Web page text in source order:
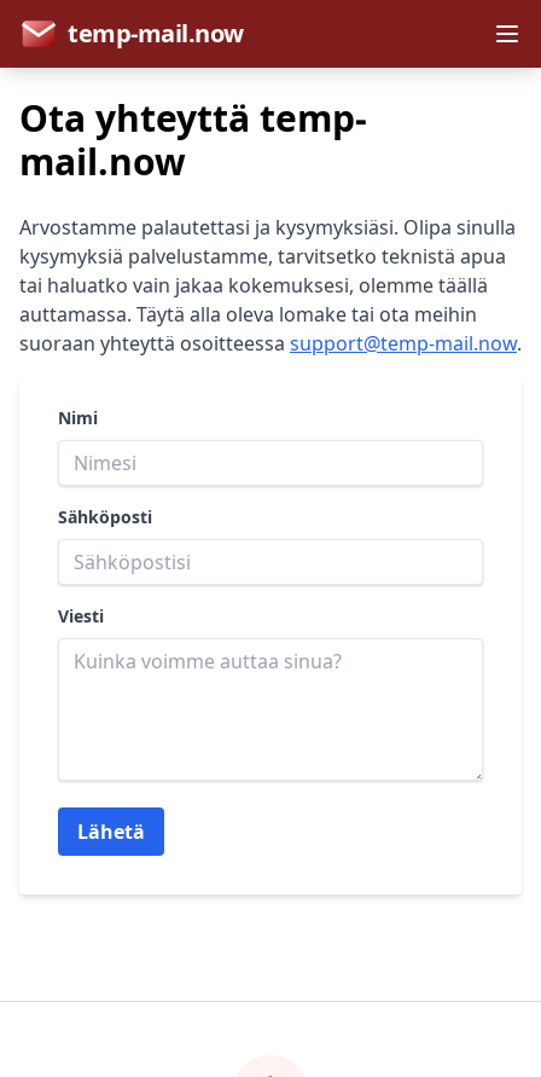
temp-mail.now
Ota yhteyttä temp-
mail.now
Arvostamme palautettasi ja kysymyksiäsi. Olipa sinulla
kysymyksiä palvelustamme, tarvitsetko teknistä apua
tai haluatko vain jakaa kokemuksesi, olemme täällä
auttamassa. Täytä alla oleva lomake tai ota meihin
suoraan yhteyttä osoitteessa support@temp-mail.now.
Nimi
Sähköposti
Viesti
Lähetä